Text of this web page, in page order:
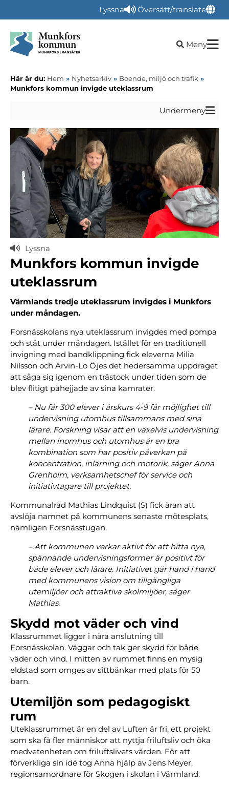
Lyssna Översätt/translate
Öppna
Meny
Här är du: Hem » Nyhetsarkiv » Boende, miljö och trafik »
Munkfors kommun invigde uteklassrum
Undermeny
Lyssna
Munkfors kommun invigde
uteklassrum
Värmlands tredje uteklassrum invigdes i Munkfors
under måndagen.
Forsnässkolans nya uteklassrum invigdes med pompa
och ståt under måndagen. Istället för en traditionell
invigning med bandklippning fick eleverna Milia
Nilsson och Arvin-Lo Öjes det hedersamma uppdraget
att såga sig igenom en trästock under tiden som de
blev flitigt påhejjade av sina kamrater.
– Nu får 300 elever i årskurs 4-9 får möjlighet till
undervisning utomhus tillsammans med sina
lärare. Forskning visar att en växelvis undervisning
mellan inomhus och utomhus är en bra
kombination som har positiv påverkan på
koncentration, inlärning och motorik, säger Anna
Grenholm, verksamhetschef för service och
initiativtagare till projektet.
Kommunalråd Mathias Lindquist (S) fick äran att
avslöja namnet på kommunens senaste mötesplats,
nämligen Forsnässtugan.
– Att kommunen verkar aktivt för att hitta nya,
spännande undervisningsformer är positivt för
både elever och lärare. Initiativet går hand i hand
med kommunens vision om tillgängliga
utemiljöer och attraktiva skolmiljöer, säger
Mathias.
Skydd mot väder och vind
Klassrummet ligger i nära anslutning till
Forsnässkolan. Väggar och tak ger skydd för både
väder och vind. I mitten av rummet finns en mysig
eldstad som omges av sittbänkar med plats för 50
barn.
Utemiljön som pedagogiskt
rum
Uteklassrummet är en del av Luften är fri, ett projekt
som ska få fler människor att nyttja friluftsliv och öka
medvetenheten om friluftslivets värden. För att
förverkliga sin idé tog Anna hjälp av Jens Meyer,
regionsamordnare för Skogen i skolan i Värmland.